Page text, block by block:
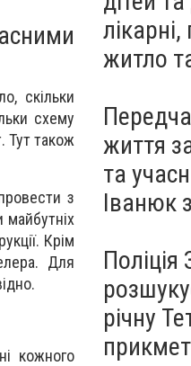
скільки
схему
Тут також
з
Крім
Для
кожного
житло
життя
та
Іванюк
річну